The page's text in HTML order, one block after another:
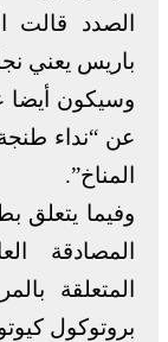
الصدد قالت
باريس يعني
وسيكون أيضا
عن “نداء
المناخ”.
المصادقة
المتعلقة
بروتوكول كيوتو (2013-